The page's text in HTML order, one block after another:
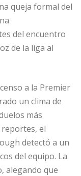
queja formal del
del encuentro
de la liga al
a la Premier
un clima de
más
el
detectó a un
del equipo. La
alegando que